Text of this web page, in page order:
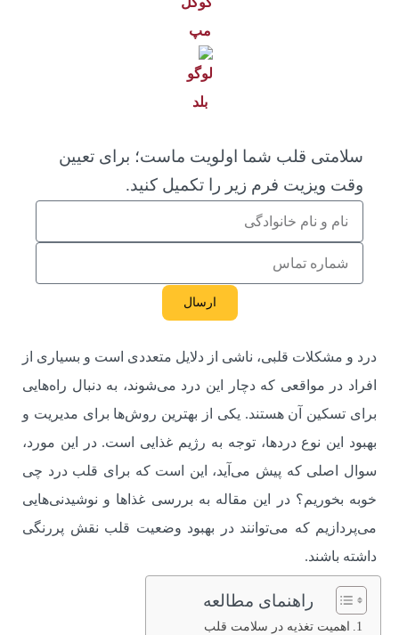
سلامتی قلب شما اولویت ماست؛ برای تعیین
وقت ویزیت فرم زیر را تکمیل کنید.
ارسال
درد و مشکلات قلبی، ناشی از دلایل متعددی است و بسیاری از
افراد در مواقعی که دچار این درد می‌شوند، به دنبال راه‌هایی
برای تسکین آن هستند. یکی از بهترین روش‌ها برای مدیریت و
بهبود این نوع دردها، توجه به رژیم غذایی است. در این مورد،
سوال اصلی که پیش می‌آید، این است که برای قلب درد چی
خوبه بخوریم؟ در این مقاله به بررسی غذاها و نوشیدنی‌هایی
می‌پردازیم که می‌توانند در بهبود وضعیت قلب نقش پررنگی
داشته باشند.
راهنمای مطالعه
اهمیت تغذیه در سلامت قلب